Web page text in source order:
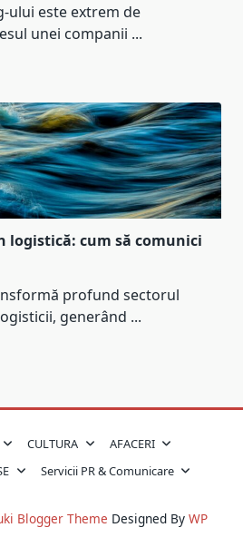
ului este extrem de
unei companii ...
logistică: cum să comunici
profund sectorul
generând ...
CULTURA
AFACERI
Servicii PR & Comunicare
Blogger Theme Designed By WP